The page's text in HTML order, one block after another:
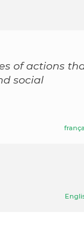
of actions
social